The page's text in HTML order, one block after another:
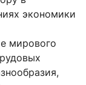
экономики
мирового